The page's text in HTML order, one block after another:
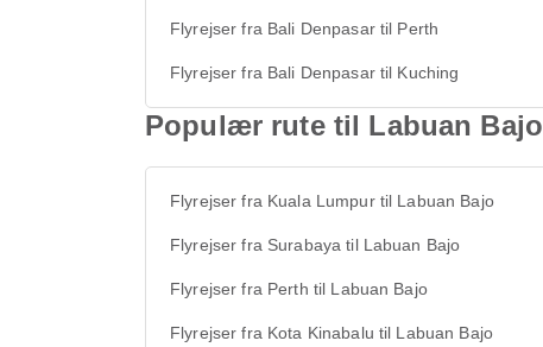
Flyrejser fra Bali Denpasar til Perth
Flyrejser fra Bali Denpasar til Kuching
Populær rute til Labuan Bajo
Flyrejser fra Kuala Lumpur til Labuan Bajo
Flyrejser fra Surabaya til Labuan Bajo
Flyrejser fra Perth til Labuan Bajo
Flyrejser fra Kota Kinabalu til Labuan Bajo